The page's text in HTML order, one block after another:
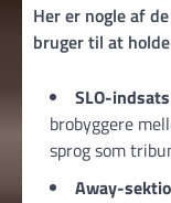
Her er nogle af
bruger til at
SLO-
brobyggere
sprog som
Away-